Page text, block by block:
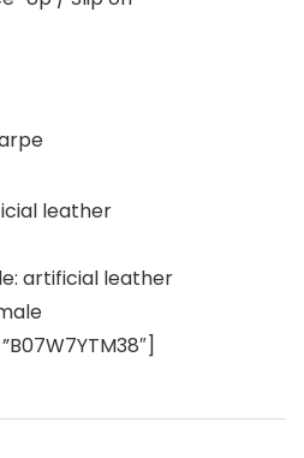
leather
artificial leather